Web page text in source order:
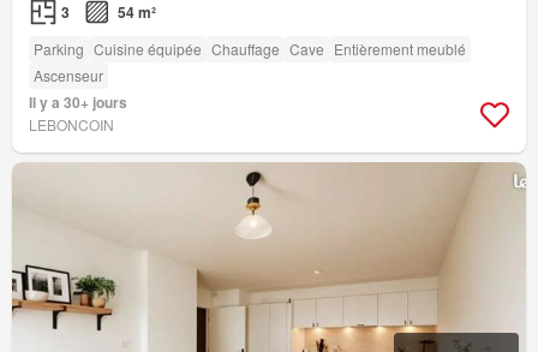
3 54 m²
Parking Cuisine équipée Chauffage Cave Entièrement meublé
Ascenseur
Il y a 30+ jours
LEBONCOIN